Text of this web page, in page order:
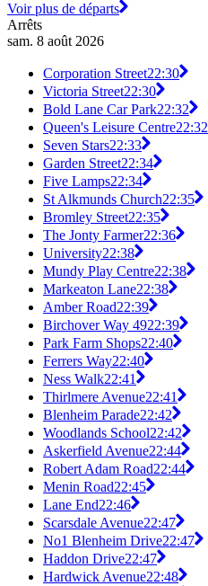
Voir plus de départs
Arrêts
sam. 8 août 2026
Corporation Street22:30
Victoria Street22:30
Bold Lane Car Park22:32
Queen's Leisure Centre22:32
Seven Stars22:33
Garden Street22:34
Five Lamps22:34
St Alkmunds Church22:35
Bromley Street22:35
The Jonty Farmer22:36
University22:38
Mundy Play Centre22:38
Markeaton Lane22:38
Amber Road22:39
Birchover Way 4922:39
Park Farm Shops22:40
Ferrers Way22:40
Ness Walk22:41
Thirlmere Avenue22:41
Blenheim Parade22:42
Woodlands School22:42
Askerfield Avenue22:44
Robert Adam Road22:44
Menin Road22:45
Lane End22:46
Scarsdale Avenue22:47
No1 Blenheim Drive22:47
Haddon Drive22:47
Hardwick Avenue22:48